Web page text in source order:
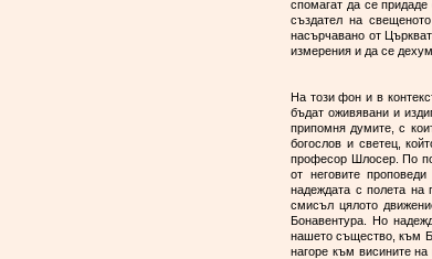
спомагат да се
създател на
насърчавано от
измерения и да се
На този фон и в
бъдат оживявани и
припомня думите, с
богослов и светец,
професор Шлосер. По
от неговите
надеждата с полета на
смисъл цялото
Бонавентура. Но
нашето същество, към
нагоре към висините